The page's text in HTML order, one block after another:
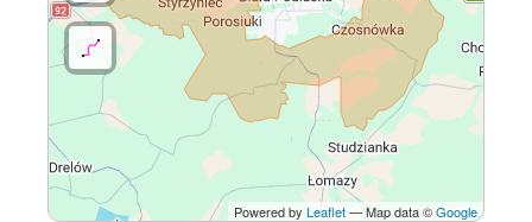
Powered by Leaflet— Map data ©Google